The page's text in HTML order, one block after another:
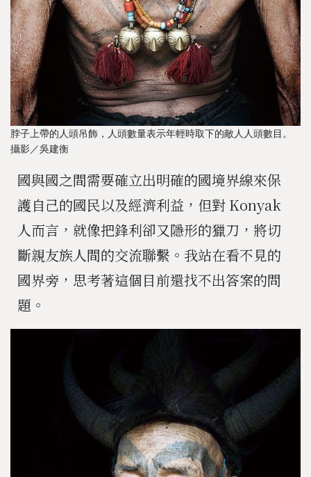
脖子上帶的人頭吊飾，人頭數量表示年輕時取下的敵人人頭數目。
攝影／吳建衡
國與國之間需要確立出明確的國境界線來保
護自己的國民以及經濟利益，但對 Konyak
人而言，就像把鋒利卻又隱形的獵刀，將切
斷親友族人間的交流聯繫。我站在看不見的
國界旁，思考著這個目前還找不出答案的問
題。